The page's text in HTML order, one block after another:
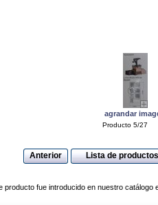
agrandar
Producto 5/27
Anterior Lista de productos
producto fue introducido en nuestro catálogo